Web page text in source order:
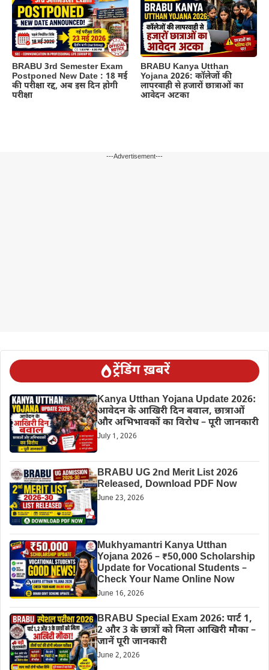
BRABU 3rd Semester Exam
Postponed New Date : 18 मई
की परीक्षा रद्द, अब इस दिन होगी
परीक्षा
BRABU Kanya Utthan
Yojana 2026: कॉलेजों की
लापरवाही से हजारों छात्राओं का
आवेदन अटका
---Advertisement---
ट्रेंडिंग ख़बरें
Kanya Utthan Yojana Update 2026:
आवेदन के आखिरी दिन बवाल, छात्राओं
और अभिभावकों का विरोध – पूरी जानकारी
July 1, 2026
BRABU UG 2nd Merit List 2026
Released, Download PDF Now
June 23, 2026
Mukhyamantri Kanya Utthan
Yojana 2026 – ₹50,000 Scholarship
Update for Vocational Students –
Check Your Name Online Now
June 16, 2026
BRABU Special Exam 2026: पार्ट 1,
2 और 3 के छात्रों को मिला आखिरी मौका –
जानें पूरी जानकारी
June 2, 2026